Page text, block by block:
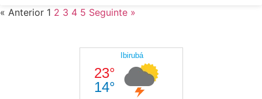
« Anterior 1 2 3 4 5 Seguinte »